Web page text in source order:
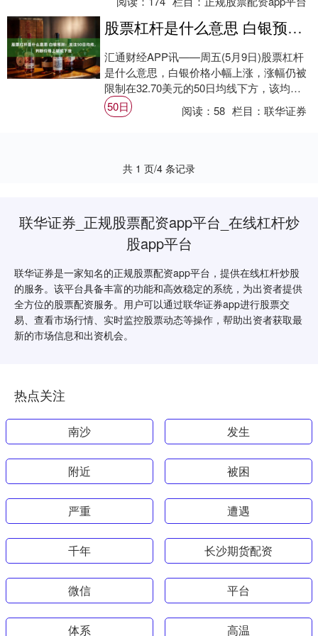
股票杠杆是什么意思 白银预测：关注50日均线，判断价格上破或下挫
汇通财经APP讯——周五(5月9日)股票杠杆
是什么意思，白银价格小幅上涨，涨幅仍被
限制在32.70美元的50日均线下方，该均线
充当着短期阻力位。市场在消化技术面....
50日 阅读：58 栏目：联华证券
共 1 页/4 条记录
联华证券_正规股票配资app平台_在线杠杆炒
股app平台
联华证券是一家知名的正规股票配资app平台，提供在线杠杆炒股
的服务。该平台具备丰富的功能和高效稳定的系统，为出资者提供
全方位的股票配资服务。用户可以通过联华证券app进行股票交
易、查看市场行情、实时监控股票动态等操作，帮助出资者获取最
新的市场信息和出资机会。
热点关注
南沙 发生
附近 被困
严重 遭遇
千年 长沙期货配资
微信 平台
体系 高温